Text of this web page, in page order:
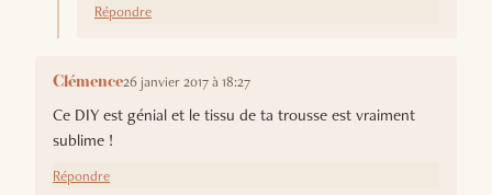
Répondre
Clémence26 janvier 2017 à 18:27
Ce DIY est génial et le tissu de ta trousse est vraiment
sublime !
Répondre